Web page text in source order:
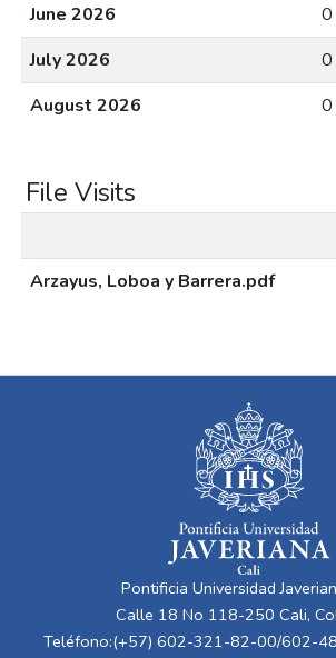
June 2026
0
July 2026
0
August 2026
0
File Visits
Arzayus, Loboa y Barrera.pdf
Pontificia Universidad
Calle 18 No 118-250 Cali,
Teléfono:(+57) 602-321-82-00/602-